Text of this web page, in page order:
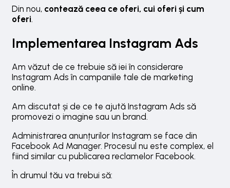
Din nou, contează ceea ce oferi, cui oferi și cum
oferi.
Implementarea Instagram Ads
Am văzut de ce trebuie să iei în considerare
Instagram Ads în campaniile tale de marketing
online.
Am discutat și de ce te ajută Instagram Ads să
promovezi o imagine sau un brand.
Administrarea anunțurilor Instagram se face din
Facebook Ad Manager. Procesul nu este complex, el
fiind similar cu publicarea reclamelor Facebook.
În drumul tău va trebui să: